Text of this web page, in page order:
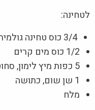
לטחינה:
3/4 כוס טחינה גולמית
1/2 כוס מים קרים
5 כפות מיץ לימון, סחוט טרי
1 שן שום, כתושה
מלח